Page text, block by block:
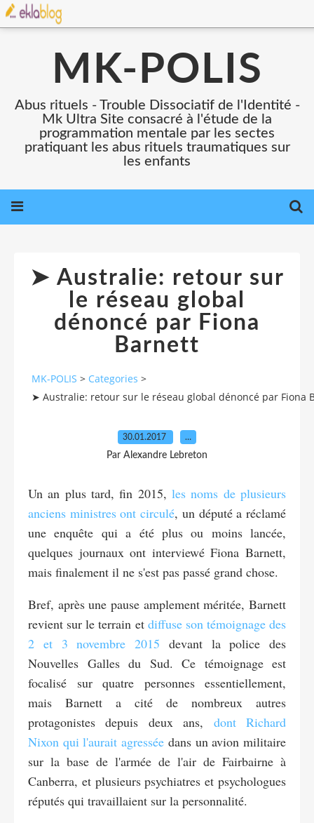
MK-POLIS
Abus rituels - Trouble Dissociatif de l'Identité -
Mk Ultra Site consacré à l'étude de la
programmation mentale par les sectes
pratiquant les abus rituels traumatiques sur
les enfants
➤ Australie: retour sur
le réseau global
dénoncé par Fiona
Barnett
MK-POLIS > Categories >
➤ Australie: retour sur le réseau global dénoncé par Fiona
30.01.2017 …
Par Alexandre Lebreton
Un an plus tard, fin 2015, les noms de plusieurs
anciens ministres ont circulé, un député a réclamé
une enquête qui a été plus ou moins lancée,
quelques journaux ont interviewé Fiona Barnett,
mais finalement il ne s'est pas passé grand chose.
Bref, après une pause amplement méritée, Barnett
revient sur le terrain et diffuse son témoignage des
2 et 3 novembre 2015 devant la police des
Nouvelles Galles du Sud. Ce témoignage est
focalisé sur quatre personnes essentiellement,
mais Barnett a cité de nombreux autres
protagonistes depuis deux ans, dont Richard
Nixon qui l'aurait agressée dans un avion militaire
sur la base de l'armée de l'air de Fairbairne à
Canberra, et plusieurs psychiatres et psychologues
réputés qui travaillaient sur la personnalité.